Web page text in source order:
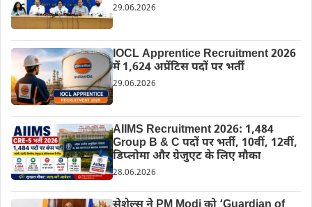
29.06.2026
IOCL Apprentice Recruitment 2026
में 1,624 अप्रेंटिस पदों पर भर्ती
29.06.2026
AIIMS Recruitment 2026: 1,484
Group B & C पदों पर भर्ती, 10वीं, 12वीं,
डिप्लोमा और ग्रेजुएट के लिए मौका
28.06.2026